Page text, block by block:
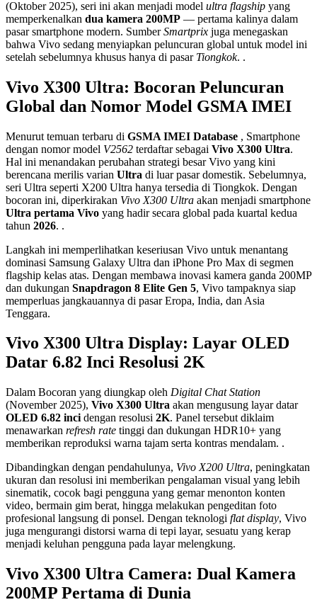
(Oktober 2025), seri ini akan menjadi model ultra flagship yang
memperkenalkan dua kamera 200MP — pertama kalinya dalam
pasar smartphone modern. SumberSmartprix juga menegaskan
bahwa Vivo sedang menyiapkan peluncuran global untuk model ini
setelah sebelumnya khusus hanya di pasar Tiongkok. .
Vivo X300 Ultra: Bocoran Peluncuran
Global dan Nomor Model GSMA IMEI
Menurut temuan terbaru di GSMA IMEI Database , Smartphone
dengan nomor model V2562 terdaftar sebagai Vivo X300 Ultra.
Hal ini menandakan perubahan strategi besar Vivo yang kini
berencana merilis varian Ultra di luar pasar domestik. Sebelumnya,
seri Ultra seperti X200 Ultra hanya tersedia di Tiongkok. Dengan
bocoran ini, diperkirakan Vivo X300 Ultra akan menjadi smartphone
Ultra pertama Vivo yang hadir secara global pada kuartal kedua
tahun 2026. .
Langkah ini memperlihatkan keseriusan Vivo untuk menantang
dominasi Samsung Galaxy Ultra dan iPhone Pro Max di segmen
flagship kelas atas. Dengan membawa inovasi kamera ganda 200MP
dan dukungan Snapdragon 8 Elite Gen 5, Vivo tampaknya siap
memperluas jangkauannya di pasar Eropa, India, dan Asia
Tenggara.
Vivo X300 Ultra Display: Layar OLED
Datar 6.82 Inci Resolusi 2K
Dalam Bocoran yang diungkap oleh Digital Chat Station
(November 2025), Vivo X300 Ultra akan mengusung layar datar
OLED 6.82 inci dengan resolusi 2K. Panel tersebut diklaim
menawarkan refresh rate tinggi dan dukungan HDR10+ yang
memberikan reproduksi warna tajam serta kontras mendalam. .
Dibandingkan dengan pendahulunya, Vivo X200 Ultra, peningkatan
ukuran dan resolusi ini memberikan pengalaman visual yang lebih
sinematik, cocok bagi pengguna yang gemar menonton konten
video, bermain gim berat, hingga melakukan pengeditan foto
profesional langsung di ponsel. Dengan teknologi flat display, Vivo
juga mengurangi distorsi warna di tepi layar, sesuatu yang kerap
menjadi keluhan pengguna pada layar melengkung.
Vivo X300 Ultra Camera: Dual Kamera
200MP Pertama di Dunia